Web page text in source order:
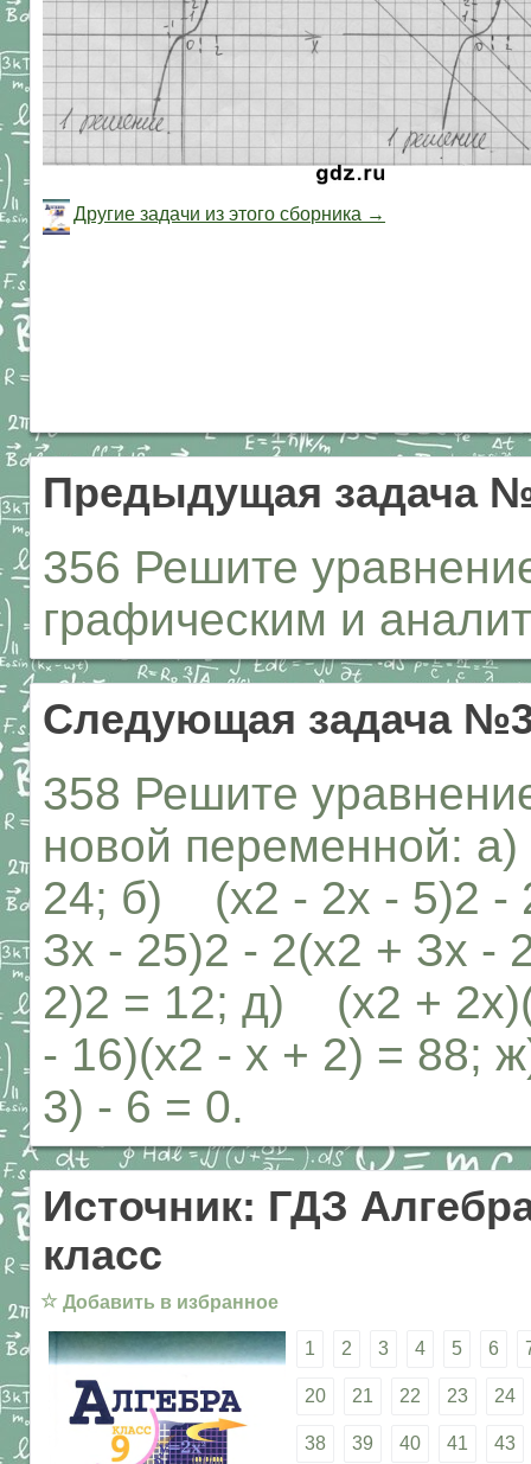
Другие задачи из этого сборника →
Предыдущая задача
356 Решите
графическим и
Следующая задача
358 Решите
новой переменной:
24; б) (х2 - 2х - 5)2 -
Зх - 25)2 - 2(х2 + Зх -
2)2 = 12; д) (х2 +
- 16)(х2 - х + 2) = 88;
3) - 6 = 0.
Источник: ГДЗ
класс
☆ Добавить в избранное
1 2 3 4 5 6
20 21 22 23 24
38 39 40 41 43